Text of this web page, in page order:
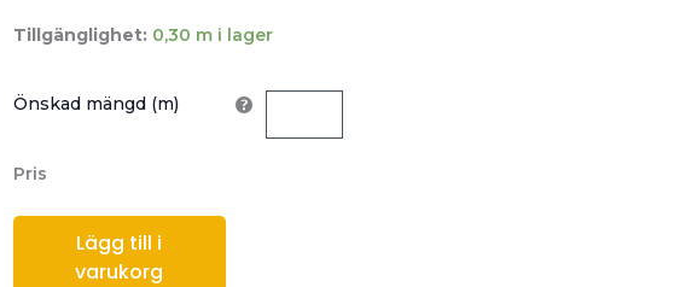
Tillgänglighet: 0,30 m i lager
Önskad mängd (m)
Pris
Lägg till i
varukorg